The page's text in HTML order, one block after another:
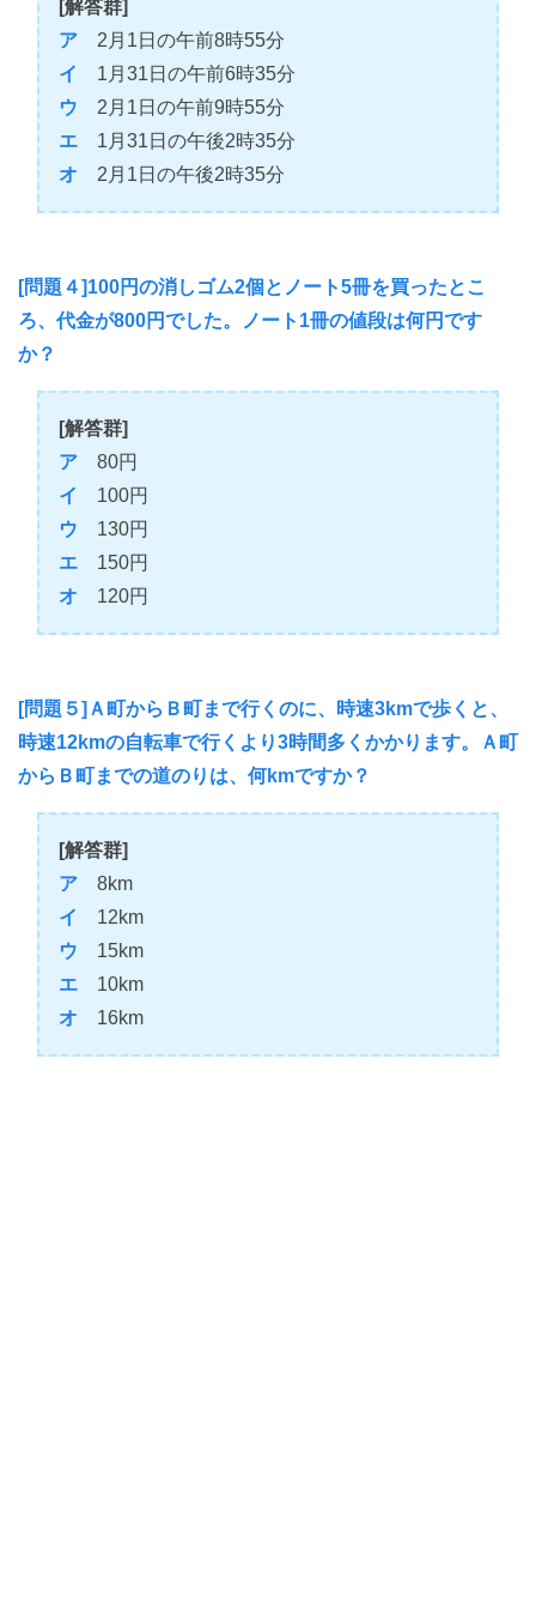
[解答群]
ア 2月1日の午前8時55分
イ
1月31日の午前6時35分
ウ 2月1日の午前9時55分
エ 1月31日の午後2時35分
オ 2月1日の午後2時35分
[問題４]100円の消しゴム2個とノート5冊を買ったとこ
ろ、代金が800円でした。ノート1冊の値段は何円です
か？
[解答群]
ア 80円
イ
100円
ウ 130円
エ 150円
オ 120円
[問題５]Ａ町からＢ町まで行くのに、時速3kmで歩くと、
時速12kmの自転車で行くより3時間多くかかります。Ａ町
からＢ町までの道のりは、何kmですか？
[解答群]
ア 8km
イ
12km
ウ 15km
エ 10km
オ 16km